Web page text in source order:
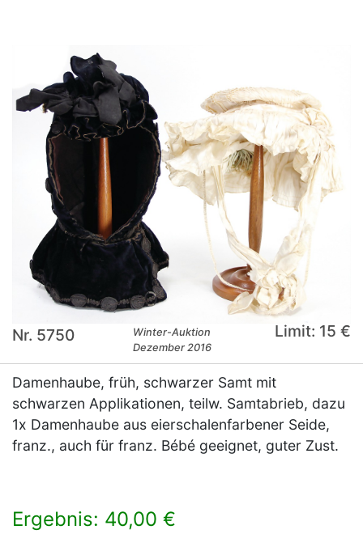
Nr. 5750
Winter-Auktion
Dezember 2016
Limit: 15 €
Damenhaube, früh, schwarzer Samt mit
schwarzen Applikationen, teilw. Samtabrieb, dazu
1x Damenhaube aus eierschalenfarbener Seide,
franz., auch für franz. Bébé geeignet, guter Zust.
Ergebnis: 40,00 €